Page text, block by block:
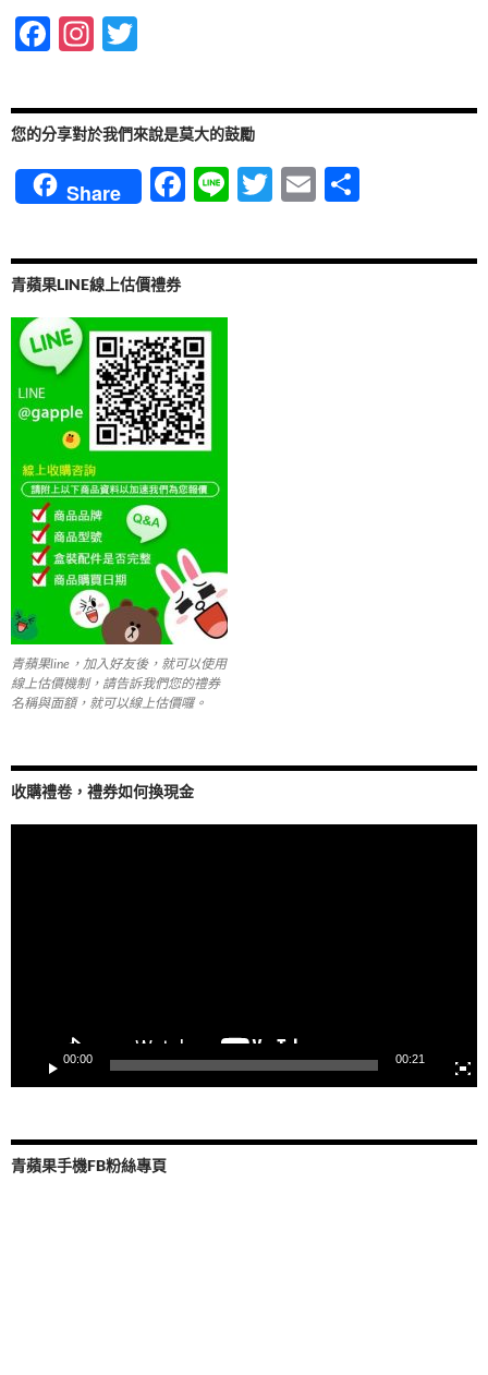
F
e
b
o
o
In
ag
ra
m
itt
er
您的分享對於我們來說是莫大的鼓勵
Share
F
e
o
o
k
Li
e
T
itt
E
ail
青蘋果LINE線上估價禮券
青蘋果line，加入好友後，就可以使用
線上估價機制，請告訴我們您的禮券
名稱與面額，就可以線上估價囉。
收購禮卷，禮券如何換現金
00:00 00:21
青蘋果手機FB粉絲專頁